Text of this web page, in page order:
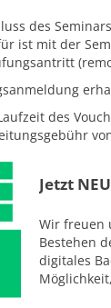
des
ist mit der
des
Jetzt
Wir freuen
Bestehen
digitales